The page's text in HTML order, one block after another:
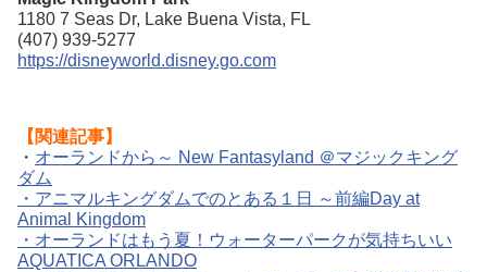
1180 7 Seas Dr, Lake Buena Vista, FL ‎
(407) 939-5277
https://disneyworld.disney.go.com
【関連記事】
・ オーランドから～ New Fantasyland ＠マジックキング
ダム
・ アニマルキングダムでのとある１日 ～前編Day at
Animal Kingdom
・ オーランドはもう夏！ウォーターパークが気持ちいい
AQUATICA ORLANDO